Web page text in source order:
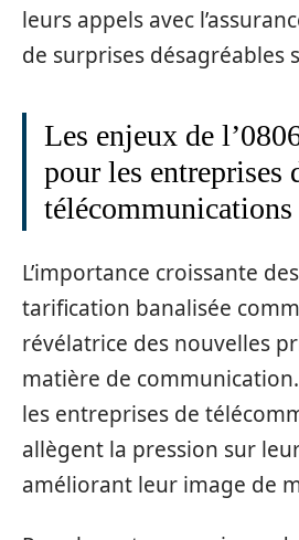
leurs appels avec
de surprises désagréables
Les enjeux de
pour les entreprises
télécommunications
L’importance croissante
tarification banalisée
révélatrice des nouvelles
matière de
les entreprises de
allègent la pression sur
améliorant leur image de